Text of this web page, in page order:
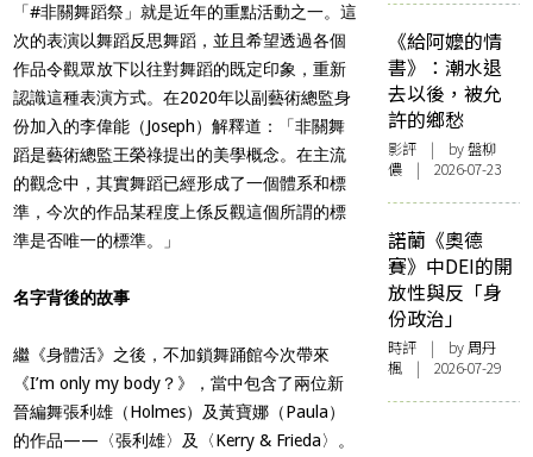
「#非關舞蹈祭」就是近年的重點活動之一。這
次的表演以舞蹈反思舞蹈，並且希望透過各個
作品令觀眾放下以往對舞蹈的既定印象，重新
認識這種表演方式。在2020年以副藝術總監身
份加入的李偉能（Joseph）解釋道：「非關舞
蹈是藝術總監王榮祿提出的美學概念。在主流
的觀念中，其實舞蹈已經形成了一個體系和標
準，今次的作品某程度上係反觀這個所謂的標
準是否唯一的標準。」
名字背後的故事
繼《身體活》之後，不加鎖舞踊館今次帶來
《I’m only my body？》，當中包含了兩位新
晉編舞張利雄（Holmes）及黃寶娜（Paula）
的作品——〈張利雄〉及〈Kerry & Frieda〉。
《給阿嬤的情
書》：潮水退
去以後，被允
許的鄉愁
影評 | by 盤柳
儂 | 2026-07-23
諾蘭《奧德
賽》中DEI的開
放性與反「身
份政治」
時評 | by周丹
楓 | 2026-07-29